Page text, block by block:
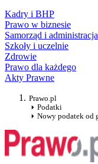
Kadry i BHP
Prawo w biznesie
Samorząd i administracja
Szkoły i uczelnie
Zdrowie
Prawo dla każdego
Akty Prawne
Prawo.pl
Podatki
Nowy podatek od